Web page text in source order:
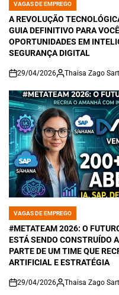
POSTED
IN
VAGAS DE EMPREGO
A REVOLUÇÃO
GUIA DEFINITIVO PARA
OPORTUNIDADES EM
SEGURANÇA DIGITAL
on
29/04/2026 Thaisa Zago
POSTED
IN
VAGAS DE EMPREGO
#METATEAM 2026: O
ESTÁ SENDO CONSTRUÍDO
PARTE DE UM TIME QUE
ARTIFICIAL E ESTRATÉGIA
on
29/04/2026 Thaisa Zago